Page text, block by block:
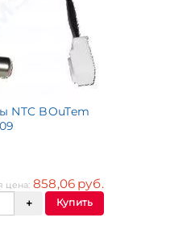
NTC BOuTem
цена: 858,06 руб.
Купить